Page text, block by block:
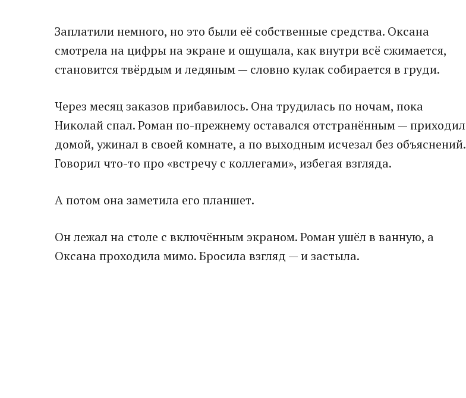
Заплатили немного, но это были её собственные средства. Оксана
смотрела на цифры на экране и ощущала, как внутри всё сжимается,
становится твёрдым и ледяным — словно кулак собирается в груди.
Через месяц заказов прибавилось. Она трудилась по ночам, пока
Николай спал. Роман по-прежнему оставался отстранённым — приходил
домой, ужинал в своей комнате, а по выходным исчезал без объяснений.
Говорил что-то про «встречу с коллегами», избегая взгляда.
А потом она заметила его планшет.
Он лежал на столе с включённым экраном. Роман ушёл в ванную, а
Оксана проходила мимо. Бросила взгляд — и застыла.